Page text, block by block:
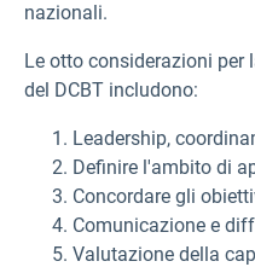
nazionali.
Le otto considerazioni per
del DCBT includono:
Leadership,
Definire l'ambito di
Concordare gli
Comunicazione e
Valutazione della